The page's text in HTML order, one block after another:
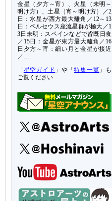
金星（夕方～宵）、火星（未明～
明け方）、土星（宵～明け方）／2
日：水星が西方最大離角／12～13
日：ペルセウス座流星群が極大／1
3日未明：スペインなどで皆既日食
／15日：金星が東方最大離角／16
日夕方～宵：細い月と金星が接近
／…
「 星空ガイド 」や「特集一覧 」も
ご覧ください